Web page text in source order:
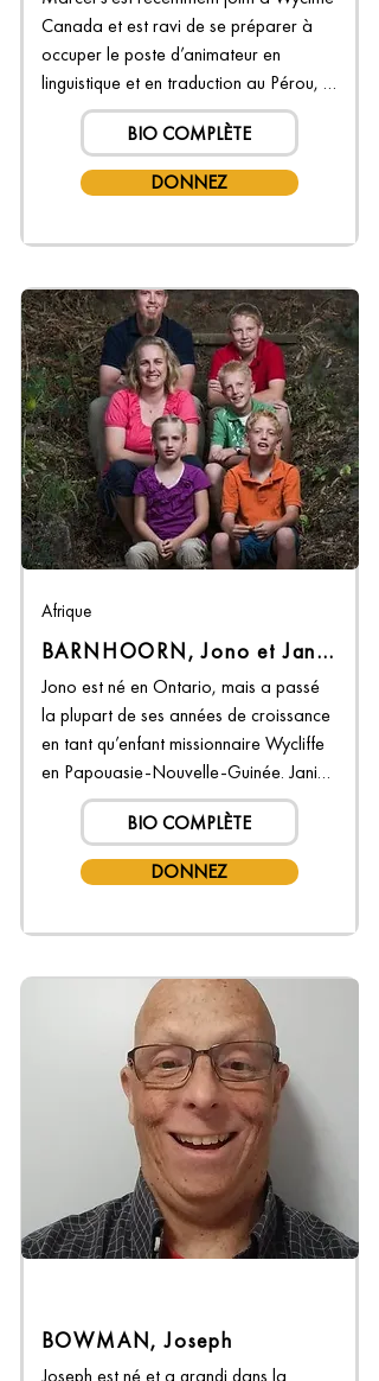
Canada et est ravi de se préparer à
occuper le poste d’animateur en
linguistique et en traduction au Pérou,
où il a déjà effectué deux stages chez
Wycliffe. La passion de Marcel pour la
traduction de la Bible a été cimentée
lorsqu’il a observé un pasteur local
BIO COMPLÈTE
DONNEZ
Afrique
BARNHOORN, Jono et Janice
Jono est né en Ontario, mais a passé
la plupart de ses années de croissance
en tant qu’enfant missionnaire Wycliffe
en Papouasie-Nouvelle-Guinée. Janice
a grandi dans le Sud de l’Ontario. Ils se
sont joints à Wycliffe en 2006 alors
que Jono étudiait la linguistique à
l’Institut canadien de linguistique
Canada)…
BIO COMPLÈTE
DONNEZ
BOWMAN, Joseph
Joseph est né et a grandi dans la